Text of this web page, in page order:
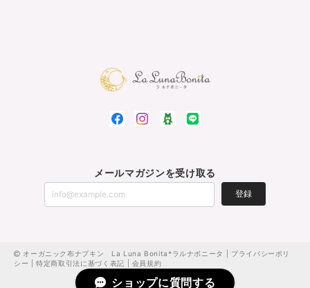
メールマガジンを受け取る
登録
オーガニック布ナプキン La Luna Bonita*ラルナボニータ | プライバシーポリ
シー
|特定商取引法に基づく表記 会員規約
ショップに質問する